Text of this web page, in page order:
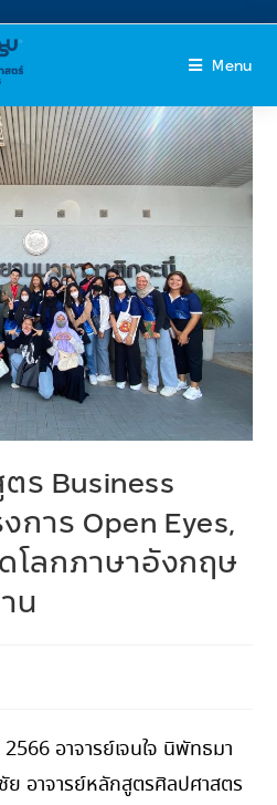
Menu
ร Business
การ Open Eyes,
โลกภาษาอังกฤษ
น
อาจารย์เจนใจ นิพัทธมา
อาจารย์หลักสูตรศิลปศาสตร